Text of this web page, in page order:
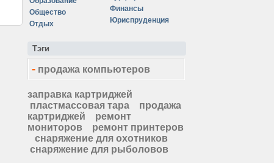
Общество
Отдых
Финансы
Юриспруденция
Тэги
- продажа компьютеров
заправка картриджей
пластмассовая тара
продажа
картриджей
ремонт
мониторов
ремонт принтеров
снаряжение для охотников
снаряжение для рыболовов